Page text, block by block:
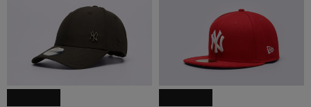
BIELA BORDOVÁ ČIERNA